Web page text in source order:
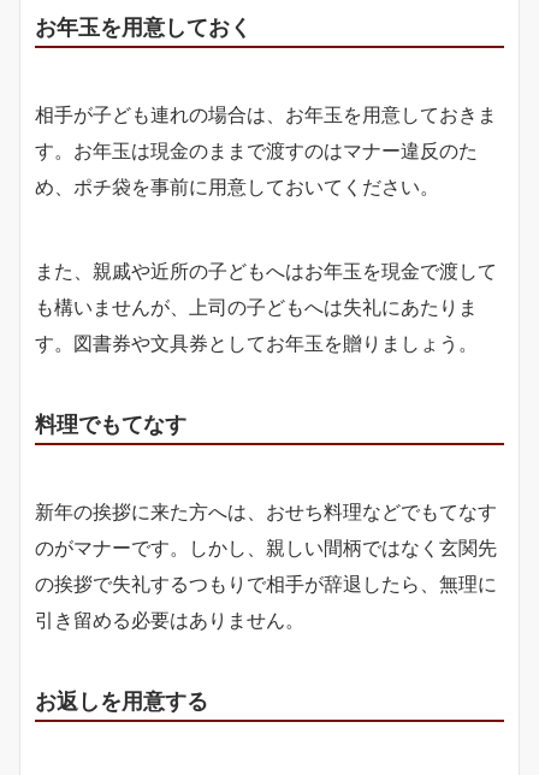
お年玉を用意しておく
相手が子ども連れの場合は、お年玉を用意しておきま
す。お年玉は現金のままで渡すのはマナー違反のた
め、ポチ袋を事前に用意しておいてください。
また、親戚や近所の子どもへはお年玉を現金で渡して
も構いませんが、上司の子どもへは失礼にあたりま
す。図書券や文具券としてお年玉を贈りましょう。
料理でもてなす
新年の挨拶に来た方へは、おせち料理などでもてなす
のがマナーです。しかし、親しい間柄ではなく玄関先
の挨拶で失礼するつもりで相手が辞退したら、無理に
引き留める必要はありません。
お返しを用意する